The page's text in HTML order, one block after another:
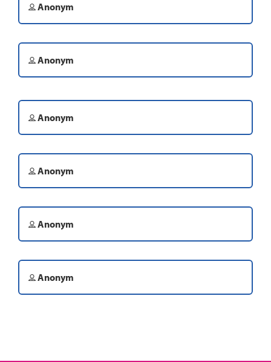
Anonym
Anonym
Anonym
Anonym
Anonym
Anonym